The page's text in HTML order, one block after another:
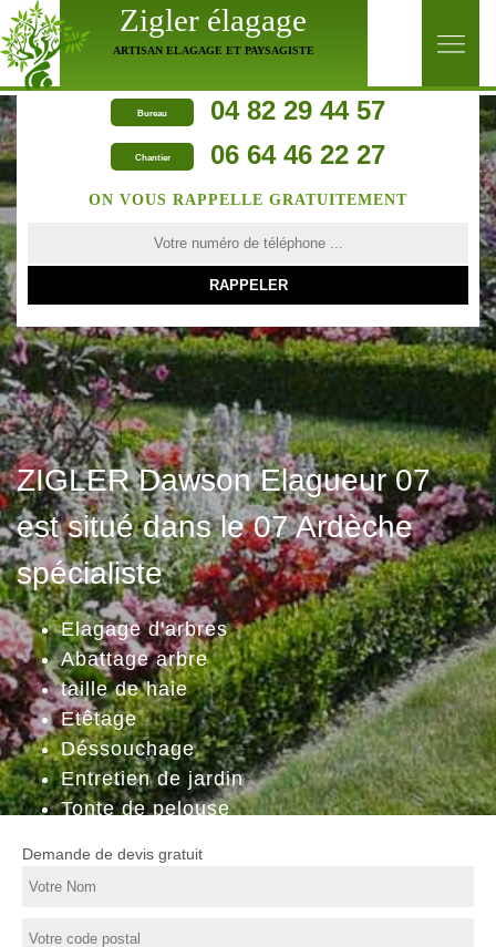
Zigler élagage
ARTISAN ELAGAGE ET PAYSAGISTE
Bureau 04 82 29 44 57
Chantier 06 64 46 22 27
ZIGLER Dawson Elagueur 07
est situé dans le 07 Ardèche
spécialiste
Elagage d'arbres
Abattage arbre
taille de haie
Etêtage
Déssouchage
Entretien de jardin
Tonte de pelouse
ON VOUS RAPPELLE GRATUITEMENT
Demande de devis gratuit